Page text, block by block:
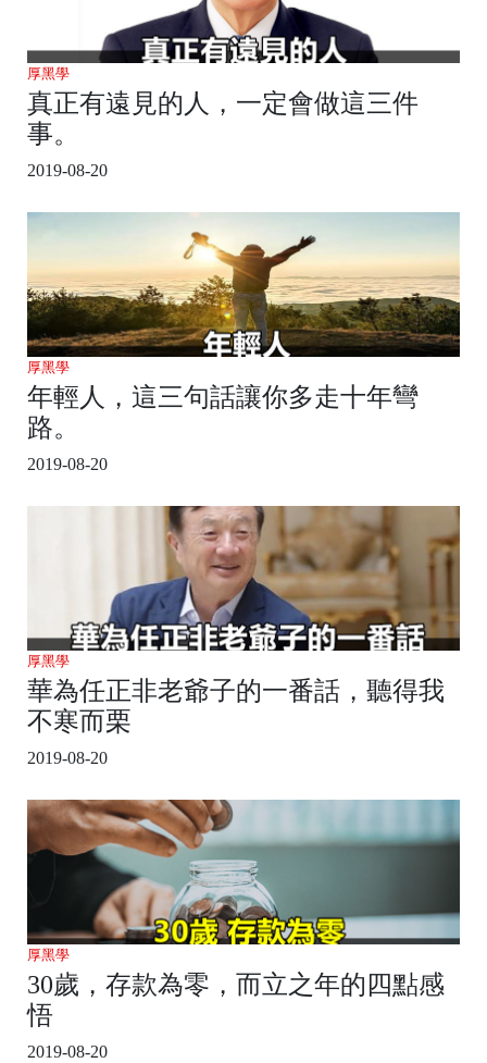
厚黑學
真正有遠見的人，一定會做這三件
事。
2019-08-20
厚黑學
年輕人，這三句話讓你多走十年彎
路。
2019-08-20
厚黑學
華為任正非老爺子的一番話，聽得我
不寒而栗
2019-08-20
厚黑學
30歲，存款為零，而立之年的四點感
悟
2019-08-20